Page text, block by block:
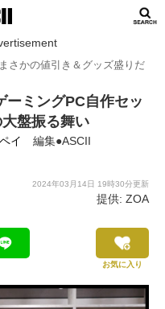
さかの値引き＆グッズ盛りだ
ーミングPC自作セッ
盤振る舞い
イ 編集●ASCII
2024年03月14日 19時30分更新
提供: ZOA
お気に入り